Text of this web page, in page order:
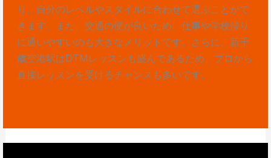
り、自分のレベルやスタイルに合わせて選ぶことがで
きます。また、交通の便が良いため、仕事や学校帰り
に通いやすいのも大きなメリットです。さらに、新千
歳空港駅はDTMレッスンも盛んであるため、プロから
直接レッスンを受けるチャンスも多いです。